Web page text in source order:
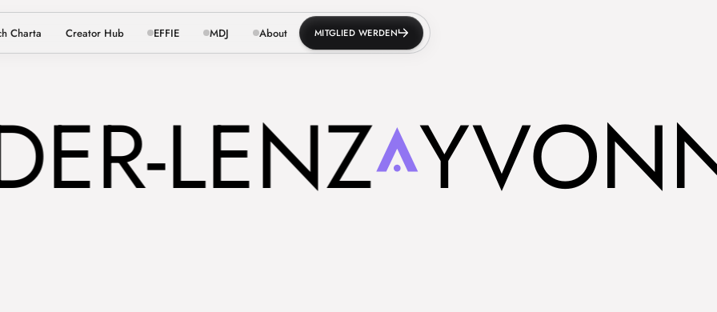
Charta Creator Hub EFFIE MDJ About MITGLIED WERDEN
LENZ